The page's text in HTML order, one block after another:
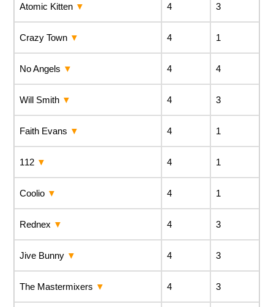
Atomic Kitten 4 3
Crazy Town 4 1
No Angels 4 4
Will Smith 4 3
Faith Evans 4 1
112 4 1
Coolio 4 1
Rednex 4 3
Jive Bunny 4 3
The Mastermixers 4 3